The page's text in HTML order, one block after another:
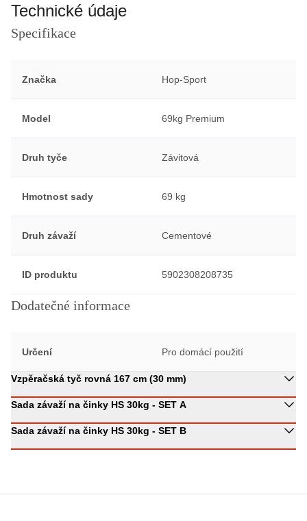
Technické údaje
Specifikace
Značka Hop-Sport
Model 69kg Premium
Druh tyče Závitová
Hmotnost sady 69 kg
Druh závaží Cementové
ID produktu 5902308208735
Dodatečné informace
Určení Pro domácí použití
Vzpěračská tyč rovná 167 cm (30 mm)
Sada závaží na činky HS 30kg - SET A
Sada závaží na činky HS 30kg - SET B